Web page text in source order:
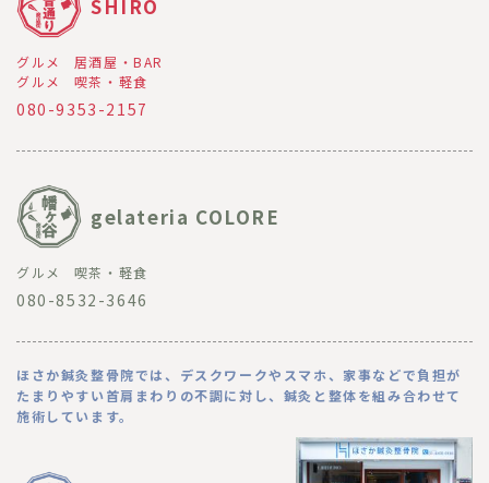
SHIRO
グルメ
居酒屋・BAR
グルメ
喫茶・軽食
080-9353-2157
gelateria COLORE
グルメ 喫茶・軽食
080-8532-3646
ほさか鍼灸整骨院では、デスクワークやスマホ、家事などで負担が
たまりやすい首肩まわりの不調に対し、鍼灸と整体を組み合わせて
施術しています。